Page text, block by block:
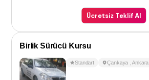
Ücretsiz Teklif Al
Birlik Sürücü Kursu
Standart Çankaya ,Ankara